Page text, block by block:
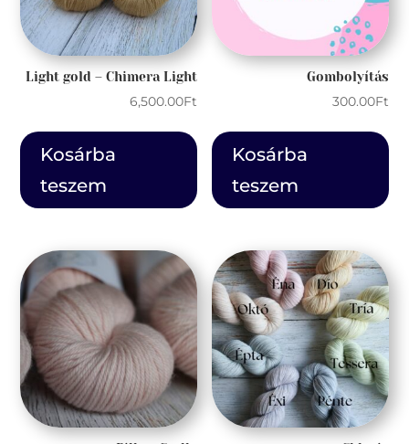
Light gold – Chimera Light
6,500.00Ft
Kosárba
teszem
Gombolyítás
300.00Ft
Kosárba
teszem